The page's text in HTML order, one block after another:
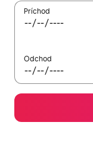
Príchod
Odchod